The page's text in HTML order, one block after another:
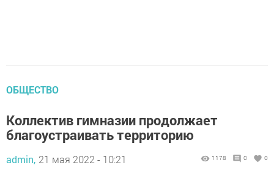
ОБЩЕСТВО
Коллектив гимназии продолжает
благоустраивать территорию
admin, 21 мая 2022 - 10:21 1178 0 0